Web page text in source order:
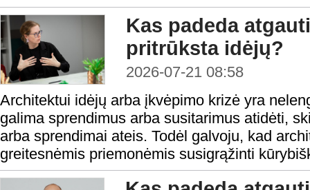
Kas padeda
pritrūksta idėjų?
2026-07-21 08:58
Architektui idėjų arba įkvėpimo krizė yra
galima sprendimus arba susitarimus atidėti,
arba sprendimai ateis. Todėl galvoju, kad
greitesnėmis priemonėmis susigrąžinti